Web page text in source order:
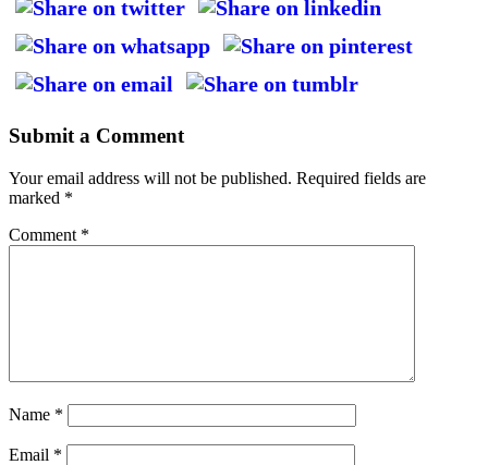
Submit a Comment
Your email address will not be published. Required fields are
marked *
Comment *
Name *
Email *